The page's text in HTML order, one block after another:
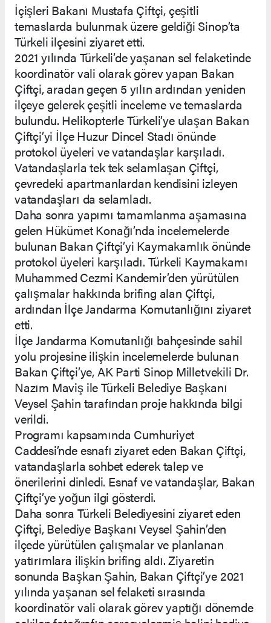
İçişleri Bakanı Mustafa Çiftçi, çeşitli
temaslarda bulunmak üzere geldiği Sinop’ta
Türkeli ilçesini ziyaret etti.
2021 yılında Türkeli’de yaşanan sel felaketinde
koordinatör vali olarak görev yapan Bakan
Çiftçi, aradan geçen 5 yılın ardından yeniden
ilçeye gelerek çeşitli inceleme ve temaslarda
bulundu. Helikopterle Türkeli’ye ulaşan Bakan
Çiftçi’yi İlçe Huzur Dincel Stadı önünde
protokol üyeleri ve vatandaşlar karşıladı.
Vatandaşlarla tek tek selamlaşan Çiftçi,
çevredeki apartmanlardan kendisini izleyen
vatandaşları da selamladı.
Daha sonra yapımı tamamlanma aşamasına
gelen Hükümet Konağı’nda incelemelerde
bulunan Bakan Çiftçi’yi Kaymakamlık önünde
protokol üyeleri karşıladı. Türkeli Kaymakamı
Muhammed Cezmi Kandemir’den yürütülen
çalışmalar hakkında brifing alan Çiftçi,
ardından İlçe Jandarma Komutanlığını ziyaret
etti.
İlçe Jandarma Komutanlığı bahçesinde sahil
yolu projesine ilişkin incelemelerde bulunan
Bakan Çiftçi’ye, AK Parti Sinop Milletvekili Dr.
Nazım Maviş ile Türkeli Belediye Başkanı
Veysel Şahin tarafından proje hakkında bilgi
verildi.
Programı kapsamında Cumhuriyet
Caddesi’nde esnafı ziyaret eden Bakan Çiftçi,
vatandaşlarla sohbet ederek talep ve
önerilerini dinledi. Esnaf ve vatandaşlar, Bakan
Çiftçi’ye yoğun ilgi gösterdi.
Daha sonra Türkeli Belediyesini ziyaret eden
Çiftçi, Belediye Başkanı Veysel Şahin’den
ilçede yürütülen çalışmalar ve planlanan
yatırımlara ilişkin brifing aldı. Ziyaretin
sonunda Başkan Şahin, Bakan Çiftçi’ye 2021
yılında yaşanan sel felaketi sırasında
koordinatör vali olarak görev yaptığı dönemde